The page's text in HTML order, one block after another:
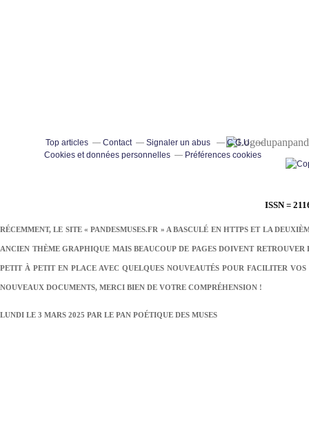
ISSN =
RÉCEMMENT, LE SITE « PANDESMUSES.FR » A BASCULÉ EN HTTPS ET LA
ANCIEN THÈME GRAPHIQUE MAIS BEAUCOUP DE PAGES DOIVENT
PETIT À PETIT EN PLACE AVEC QUELQUES NOUVEAUTÉS POUR FACILITER
NOUVEAUX DOCUMENTS, MERCI BIEN DE VOTRE COMPRÉHENSION !
LUNDI LE 3 MARS 2025 PAR LE PAN POÉTIQUE DES MUSES
Top articles Contact Signaler un abus
C.G.U.
Cookies et données personnelles
Préférences cookies